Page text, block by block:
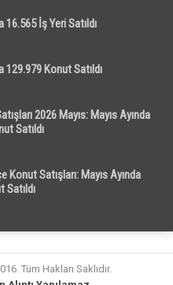
16.565 İş Yeri Satıldı
129.979 Konut Satıldı
2026 Mayıs: Mayıs Ayında
Satıldı
Konut Satışları: Mayıs Ayında
Satıldı
Tüm Hakları Saklıdır.